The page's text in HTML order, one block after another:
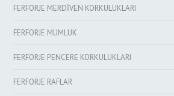
FERFORJE MERDİVEN KORKULUKLARI
FERFORJE MUMLUK
FERFORJE PENCERE KORKULUKLARI
FERFORJE RAFLAR